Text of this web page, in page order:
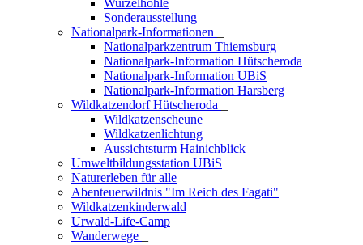
Wurzelhöhle
Sonderausstellung
Nationalpark-Informationen
Nationalparkzentrum Thiemsburg
Nationalpark-Information Hütscheroda
Nationalpark-Information UBiS
Nationalpark-Information Harsberg
Wildkatzendorf Hütscheroda
Wildkatzenscheune
Wildkatzenlichtung
Aussichtsturm Hainichblick
Umweltbildungsstation UBiS
Naturerleben für alle
Abenteuerwildnis "Im Reich des Fagati"
Wildkatzenkinderwald
Urwald-Life-Camp
Wanderwege